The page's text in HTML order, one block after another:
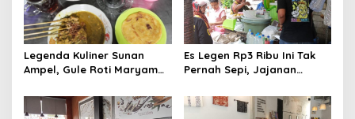
Legenda Kuliner Sunan
Ampel, Gule Roti Maryam
Buruan Pecinta Rasa Timur
Tengah
Es Legen Rp3 Ribu Ini Tak
Pernah Sepi, Jajanan
Susah Move On